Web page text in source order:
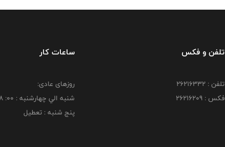
تلفن و فکس
تلفن : 26216332
فکس : 26216209
ساعات کار
روزهای عادی:
شنبه الي چهارشنبه : 00: 8 لغايت 16:00
پنج شنبه : تعطیل